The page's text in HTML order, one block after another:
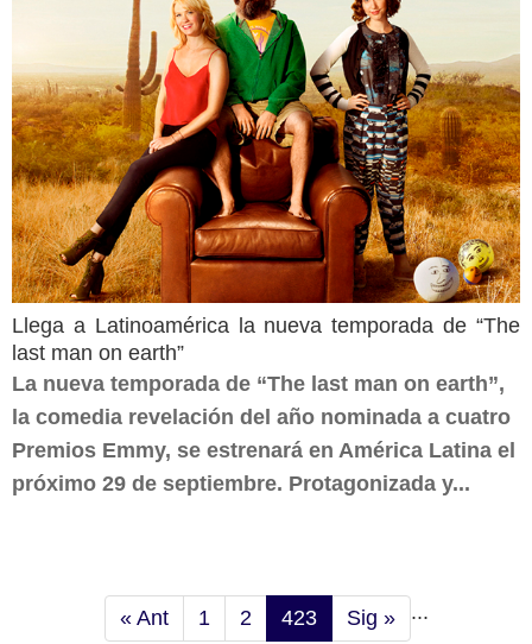
Llega a Latinoamérica la nueva temporada de “The
last man on earth”
La nueva temporada de “The last man on earth”,
la comedia revelación del año nominada a cuatro
Premios Emmy, se estrenará en América Latina el
próximo 29 de septiembre. Protagonizada y...
« Ant 1 2 ...
423 Sig »